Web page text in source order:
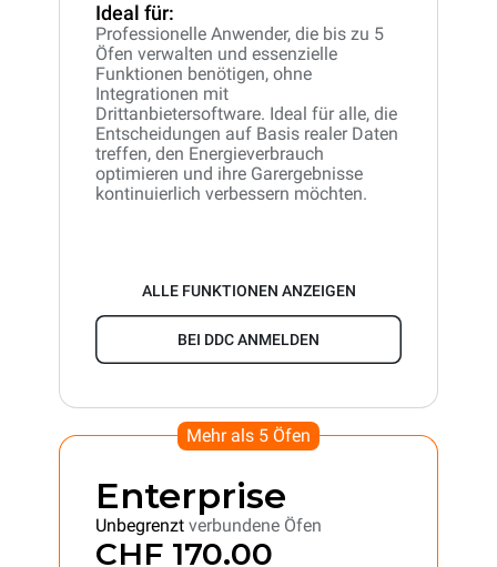
Ideal für:
Professionelle Anwender, die bis zu 5
Öfen verwalten und essenzielle
Funktionen benötigen, ohne
Integrationen mit
Drittanbietersoftware. Ideal für alle, die
Entscheidungen auf Basis realer Daten
treffen, den Energieverbrauch
optimieren und ihre Garergebnisse
kontinuierlich verbessern möchten.
ALLE FUNKTIONEN ANZEIGEN
BEI DDC ANMELDEN
Mehr als 5 Öfen
Enterprise
Unbegrenzt verbundene Öfen
CHF 170.00